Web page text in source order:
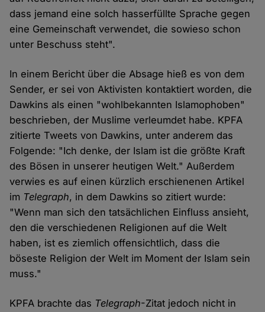
dass jemand eine solch hasserfüllte Sprache gegen
eine Gemeinschaft verwendet, die sowieso schon
unter Beschuss steht".
In einem Bericht über die Absage hieß es von dem
Sender, er sei von Aktivisten kontaktiert worden, die
Dawkins als einen "wohlbekannten Islamophoben"
beschrieben, der Muslime verleumdet habe. KPFA
zitierte Tweets von Dawkins, unter anderem das
Folgende: "Ich denke, der Islam ist die größte Kraft
des Bösen in unserer heutigen Welt." Außerdem
verwies es auf einen kürzlich erschienenen Artikel
im Telegraph, in dem Dawkins so zitiert wurde:
"Wenn man sich den tatsächlichen Einfluss ansieht,
den die verschiedenen Religionen auf die Welt
haben, ist es ziemlich offensichtlich, dass die
böseste Religion der Welt im Moment der Islam sein
muss."
KPFA brachte das Telegraph-Zitat jedoch nicht in